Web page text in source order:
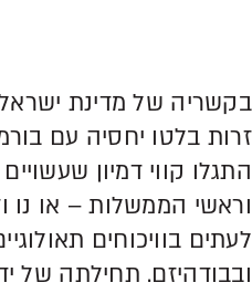
בקשריה של מדינת
זרות בלטו יחסיה עם
התגלו קווי דמיון
וראשי הממשלות – או נו
לעתים בוויכוחים
ובבודהיזם. תחילתה של